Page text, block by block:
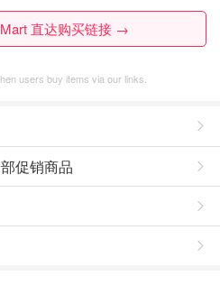
直达购买链接 →
users buy items via our links.
促销商品